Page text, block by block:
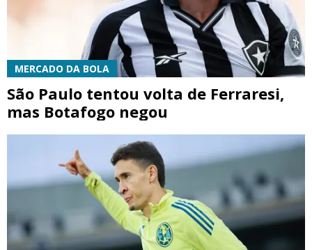
MERCADO DA BOLA
São Paulo tentou volta de Ferraresi,
mas Botafogo negou